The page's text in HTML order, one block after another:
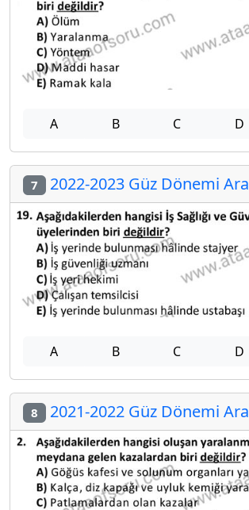
A B C D
7 2022-2023 Güz Dönemi Ara
A B C D
8 2021-2022 Güz Dönemi Ara